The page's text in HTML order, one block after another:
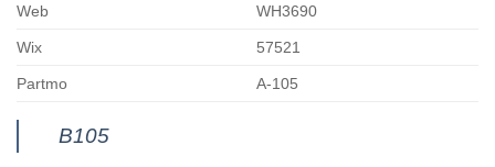
Web WH3690
Wix 57521
Partmo A-105
B105